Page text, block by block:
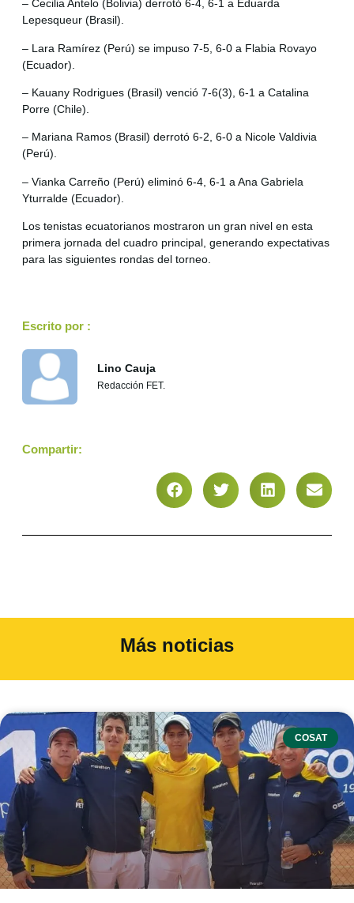
– Cecilia Antelo (Bolivia) derrotó 6-4, 6-1 a Eduarda
Lepesqueur (Brasil).
– Lara Ramírez (Perú) se impuso 7-5, 6-0 a Flabia Rovayo
(Ecuador).
– Kauany Rodrigues (Brasil) venció 7-6(3), 6-1 a Catalina
Porre (Chile).
– Mariana Ramos (Brasil) derrotó 6-2, 6-0 a Nicole Valdivia
(Perú).
– Vianka Carreño (Perú) eliminó 6-4, 6-1 a Ana Gabriela
Yturralde (Ecuador).
Los tenistas ecuatorianos mostraron un gran nivel en esta
primera jornada del cuadro principal, generando expectativas
para las siguientes rondas del torneo.
Escrito por :
Lino Cauja
Redacción FET.
Compartir:
Más noticias
COSAT